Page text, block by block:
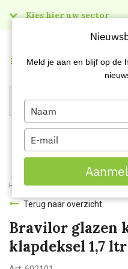
Kies hier uw sector
Menu
Home Webshop Kantineartikelen
Terug naar overzicht
Bravilor glazen
klapdeksel 1,7 ltr
Meld je aan en blijf op de
Type
your
name
Type
your
email